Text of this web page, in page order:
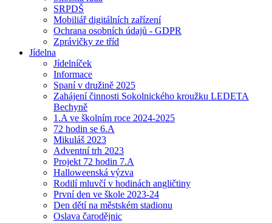
SRPDŠ
Mobiliář digitálních zařízení
Ochrana osobních údajů - GDPR
Zprávičky ze tříd
Jídelna
Jídelníček
Informace
Spaní v družině 2025
Zahájení činnosti Sokolnického kroužku LEDETA
Bechyně
1.A ve školním roce 2024-2025
72 hodin se 6.A
Mikuláš 2023
Adventní trh 2023
Projekt 72 hodin 7.A
Halloweenská výzva
Rodilí mluvčí v hodinách angličtiny
První den ve škole 2023-24
Den dětí na městském stadionu
Oslava čarodějnic